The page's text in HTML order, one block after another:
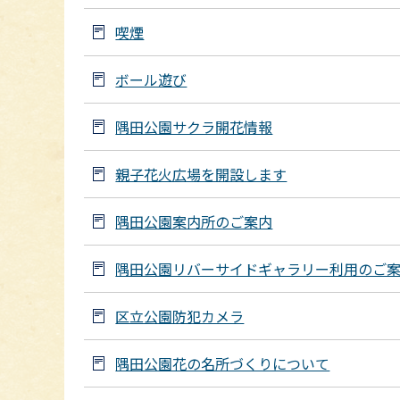
喫煙
ボール遊び
隅田公園サクラ開花情報
親子花火広場を開設します
隅田公園案内所のご案内
隅田公園リバーサイドギャラリー利用のご
区立公園防犯カメラ
隅田公園花の名所づくりについて